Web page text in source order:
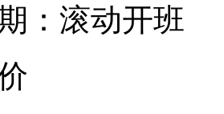
：滚动开班